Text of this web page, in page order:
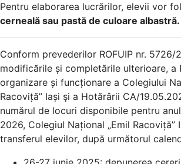
Pentru elaborarea lucrărilor, elevii vor
cerneală sau pastă de culoare albastră.
Conform prevederilor ROFUIP nr. 5726/
modificările și completările ulterioare, a
organizare și funcționare a Colegiului
Racoviță” Iași şi a Hotărârii CA/
numărul de locuri disponibile pentru
2026, Colegiul Național „Emil Racoviță”
transferul elevilor, după următorul